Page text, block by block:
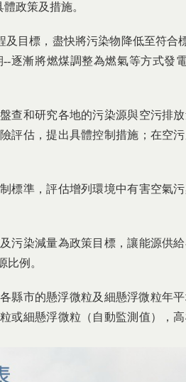
政策及措施。
目標，盡快將污染物降低至符合
逐漸將燃煤調整為燃氣等方式發
查和研究各地的污染源與空污排
評估，提出具體控制措施；在空
標準，評估增列環境中有害空氣
污染減量為政策目標，讓能源供給
比例。
縣市的懸浮微粒及細懸浮微粒年
或細懸浮微粒（自動監測值），